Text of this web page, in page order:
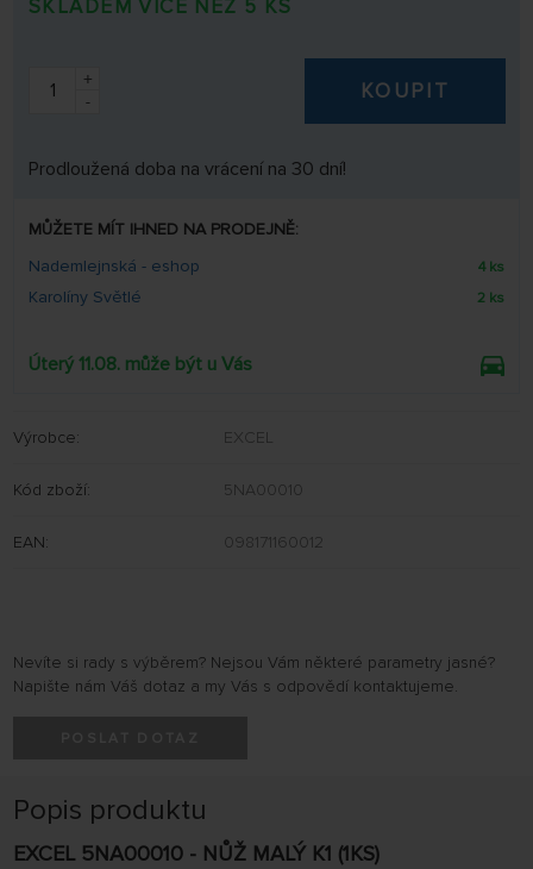
SKLADEM VÍCE NEŽ 5 KS
+
-
KOUPIT
Prodloužená doba na vrácení na 30 dní!
MŮŽETE MÍT IHNED NA PRODEJNĚ:
Nademlejnská - eshop
4 ks
Karolíny Světlé 2 ks
Úterý 11.08. může být u Vás
Výrobce: EXCEL
Kód zboží: 5NA00010
EAN: 098171160012
Nevíte si rady s výběrem? Nejsou Vám některé parametry jasné?
Napište nám Váš dotaz a my Vás s odpovědí kontaktujeme.
Popis produktu
EXCEL 5NA00010 - NŮŽ MALÝ K1 (1KS)